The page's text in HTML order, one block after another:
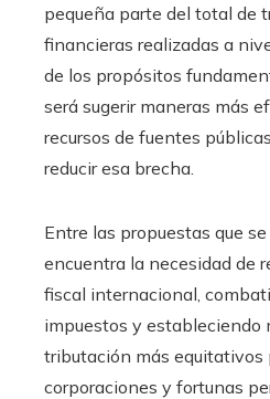
pequeña parte del total de
financieras realizadas a
de los propósitos
será sugerir maneras más
recursos de fuentes
reducir esa brecha.
Entre las propuestas que
encuentra la necesidad de
fiscal internacional,
impuestos y estableciendo
tributación más equitativos
corporaciones y fortunas